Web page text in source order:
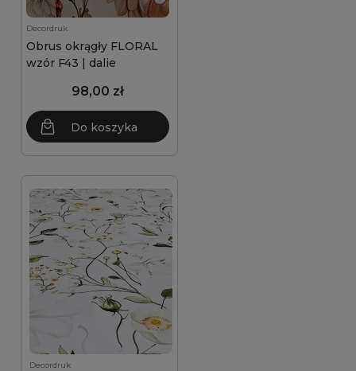
Decordruk
Obrus okrągły FLORAL
wzór F43 | dalie
98,00 zł
Do koszyka
Decordruk